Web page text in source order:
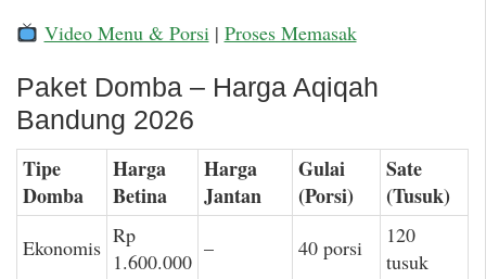
Video Menu & Porsi| Proses Memasak
Paket Domba – Harga Aqiqah
Bandung 2026
Tipe
Domba
Harga
Betina
Harga
Jantan
Gulai
(Porsi)
Sate
(Tusuk)
Ekonomis Rp
1.600.000
– 40 porsi
120
tusuk